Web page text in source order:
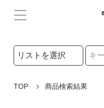
検索リストの選択
TOP 商品検索結果